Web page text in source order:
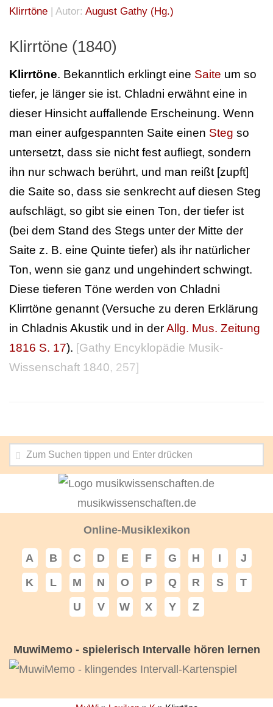
Klirrtöne | Autor: August Gathy (Hg.)
Klirrtöne (1840)
Klirrtöne. Bekanntlich erklingt eine Saite um so
tiefer, je länger sie ist. Chladni erwähnt eine in
dieser Hinsicht auffallende Erscheinung. Wenn
man einer aufgespannten Saite einen Steg so
untersetzt, dass sie nicht fest aufliegt, sondern
ihn nur schwach berührt, und man reißt [zupft]
die Saite so, dass sie senkrecht auf diesen Steg
aufschlägt, so gibt sie einen Ton, der tiefer ist
(bei dem Stand des Stegs unter der Mitte der
Saite z. B. eine Quinte tiefer) als ihr natürlicher
Ton, wenn sie ganz und ungehindert schwingt.
Diese tieferen Töne werden von Chladni
Klirrtöne genannt (Versuche zu deren Erklärung
in Chladnis Akustik und in derAllg. Mus. Zeitung
1816 S. 17). [Gathy Encyklopädie Musik-
Wissenschaft 1840, 257]
musikwissenschaften.de
Online-Musiklexikon
A B C D E F G H I
J
K
L M N O P Q R S
T
U
V W X Y Z
MuwiMemo - spielerisch Intervalle hören lernen